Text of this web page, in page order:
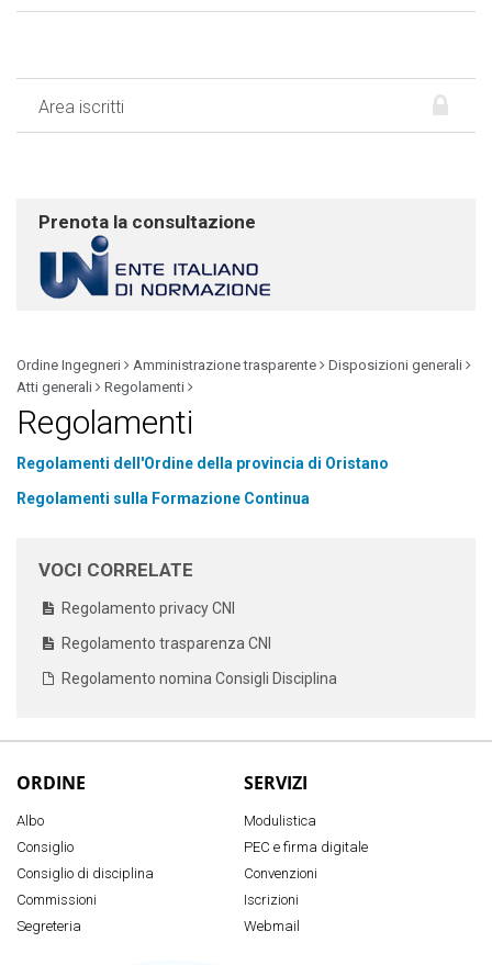
Area iscritti
Prenota la consultazione
Ordine Ingegneri Amministrazione trasparente
Disposizioni generali
Atti generali
Regolamenti
Regolamenti
Regolamenti dell'Ordine della provincia di Oristano
Regolamenti sulla Formazione Continua
VOCI CORRELATE
Regolamento privacy CNI
Regolamento trasparenza CNI
Regolamento nomina Consigli Disciplina
ORDINE
Albo
Consiglio
Consiglio di disciplina
Commissioni
Segreteria
SERVIZI
Modulistica
PEC e firma digitale
Convenzioni
Iscrizioni
Webmail